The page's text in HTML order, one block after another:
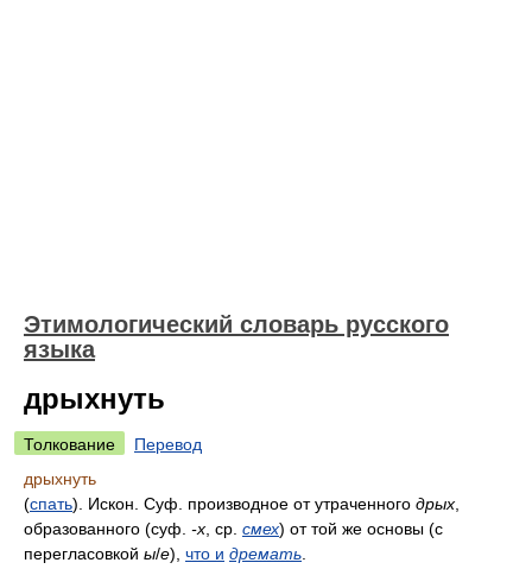
Этимологический словарь русского
языка
дрыхнуть
Толкование
Перевод
дрыхнуть
(спать). Искон. Суф. производное от утраченного дрых
образованного (суф. -х , ср. смех) от той же основы (с
перегласовкой ы/е), что и дремать